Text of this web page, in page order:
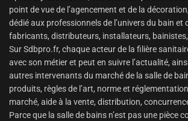
point de vue de l’agencement et de la
dédié aux professionnels de l’univers du bain et
fabricants, distributeurs, installateurs,
Sur Sdbpro.fr, chaque acteur de la filière
avec son métier et peut en suivre l’actualité,
autres intervenants du marché de la salle de
produits, règles de l’art, norme et
marché, aide à la vente, distribution,
Parce que la salle de bains n’est pas une pièce